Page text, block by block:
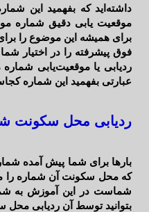
داشته‌اید که بفهمید این
موقعیت یابی دقیق شماره
برای همیشه این موضوع را
فوق پیشرفته را در اختیار
ردیابی یا موقعیت‌یابی شماره
عبارتی بفهمید این شماره
ردیابی محل سکونت
بارها برای شما پیش آمده
که محل سکونت آن شماره
شماست در این آموزش به شما
بتوانید توسط آن ردیابی محل